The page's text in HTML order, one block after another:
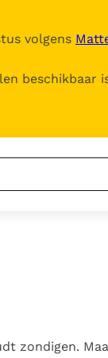
volgens
beschikbaar
publiceert
een gave
zondigen.